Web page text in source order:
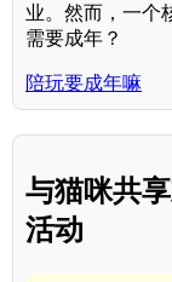
业。然而，一个
需要成年？
陪玩要成年嘛
与猫咪共
活动